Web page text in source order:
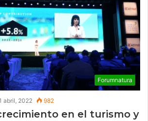
Forumnatura
abril, 2022 982
en el turismo y